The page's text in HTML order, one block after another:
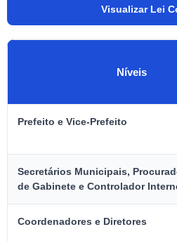
Visualizar Lei
Níveis
Prefeito e Vice-Prefeito
Secretários Municipais,
de Gabinete e Controlador
Coordenadores e Diretores